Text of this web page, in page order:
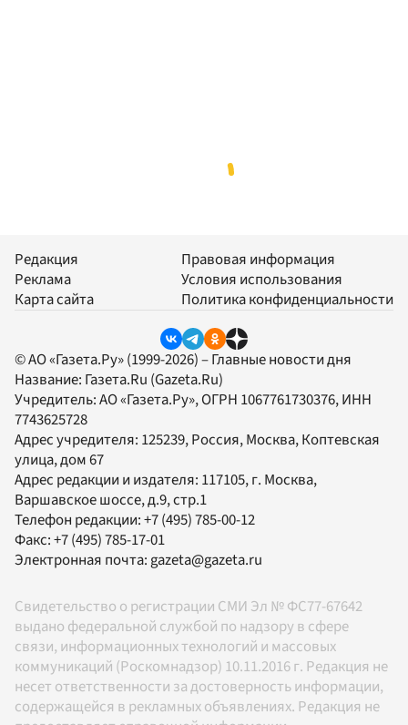
Редакция
Реклама
Карта сайта
Правовая информация
Условия использования
Политика конфиденциальности
© АО «Газета.Ру» (1999-2026) – Главные новости дня
Название: Газета.Ru (Gazeta.Ru)
Учредитель:АО «Газета.Ру», ОГРН 1067761730376, ИНН
7743625728
Адрес учредителя: 125239, Россия, Москва, Коптевская
улица, дом 67
Адрес редакции и издателя: 117105, г. Москва,
Варшавское шоссе, д.9, стр.1
Телефон редакции:+7 (495) 785-00-12
Факс:+7 (495) 785-17-01
Электронная почта:gazeta@gazeta.ru
Свидетельство о регистрации СМИ Эл № ФС77-67642
выдано федеральной службой по надзору в сфере
связи, информационных технологий и массовых
коммуникаций (Роскомнадзор) 10.11.2016 г. Редакция не
несет ответственности за достоверность информации,
содержащейся в рекламных объявлениях. Редакция не